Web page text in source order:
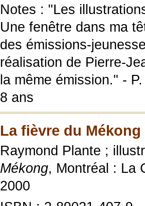
Notes : "Les
Une fenêtre dans ma
des émissions-
réalisation de Pierre-
la même émission." -
8 ans
La fièvre du Mékong
Raymond Plante ;
Mékong, Montréal : La
2000